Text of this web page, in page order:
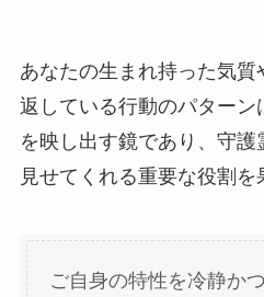
あなたの生まれ持った気質
返している行動のパターン
を映し出す鏡であり、守
見せてくれる重要な役割を
ご自身の特性を冷静か